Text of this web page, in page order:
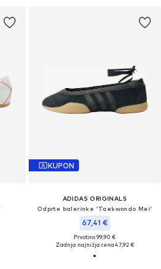
KUPON
ADIDAS ORIGINALS
Odprte balerinke 'Taekwondo Mei'
67,41 €
Prvotno: 99,90 €
Zadnja najnižja cena47,92 €